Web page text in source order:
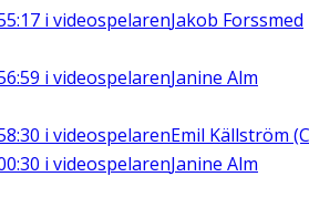
i videospelarenJakob Forssmed
i videospelarenJanine Alm
i videospelarenEmil Källström
i videospelarenJanine Alm